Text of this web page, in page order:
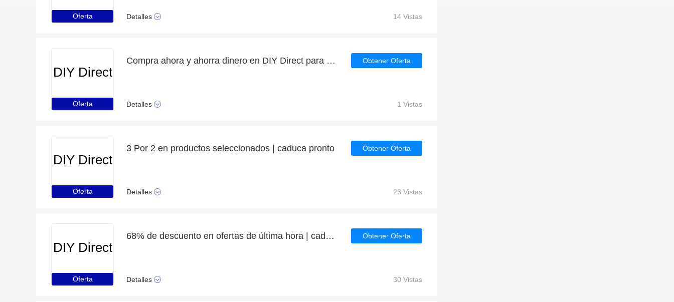
Oferta Detalles 14 Vistas
DIY Direct
Oferta
Compra ahora y ahorra dinero en DIY Direct para las liquidaciones de DIY Direct
Detalles
Obtener Oferta
1 Vistas
DIY Direct
Oferta
3 Por 2 en productos seleccionados | caduca pronto
Detalles
Obtener Oferta
23 Vistas
DIY Direct
Oferta
68% de descuento en ofertas de última hora | caducan pronto
Detalles
Obtener Oferta
30 Vistas